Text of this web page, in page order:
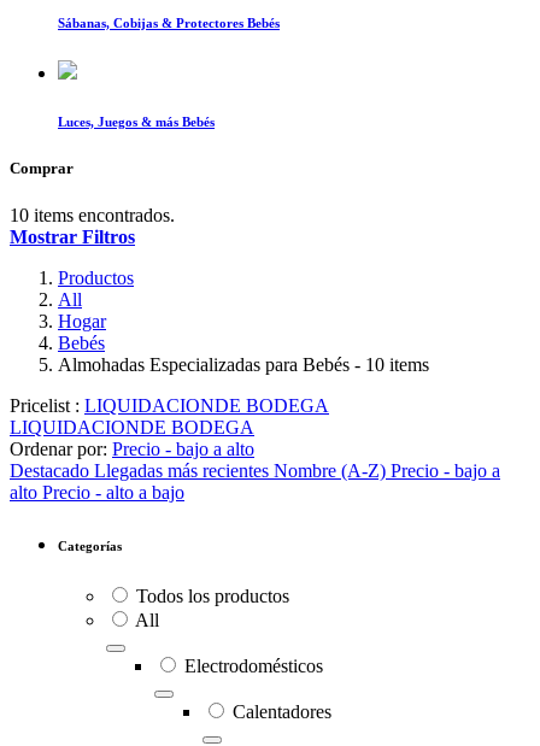
Sábanas, Cobijas & Protectores Bebés
Luces, Juegos & más Bebés
Comprar
10 items encontrados.
Mostrar Filtros
Productos
All
Hogar
Bebés
Almohadas Especializadas para Bebés - 10 items
Pricelist : LIQUIDACIONDE BODEGA
LIQUIDACIONDE BODEGA
Ordenar por: Precio - bajo a alto
Destacado Llegadas más recientes Nombre (A-Z) Precio - bajo a
alto Precio - alto a bajo
Categorías
Todos los productos
All
Electrodomésticos
Calentadores